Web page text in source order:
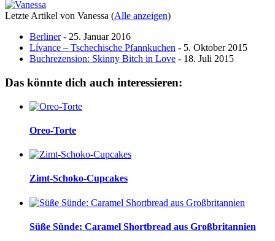
Letzte Artikel von Vanessa (Alle anzeigen)
Berliner- 25. Januar 2016
Lívance – Tschechische Pfannkuchen - 5. Oktober 2015
Buchrezension: Skinny Bitch in Love - 18. Juli 2015
Das könnte dich auch interessieren:
Oreo-Torte
Zimt-Schoko-Cupcakes
Süße Sünde: Caramel Shortbread aus Großbritannien